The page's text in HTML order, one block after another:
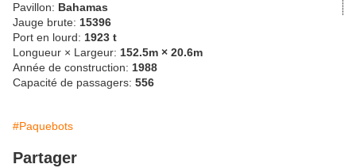
Pavillon: Bahamas
Jauge brute: 15396
Port en lourd: 1923 t
Longueur × Largeur: 152.5m × 20.6m
Année de construction: 1988
Capacité de passagers: 556
#Paquebots
Partager